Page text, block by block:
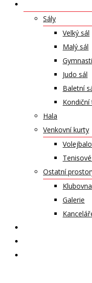
Sály
Velký sál
Malý sál
Judo sál
Baletní
Kondiční
Hala
Venkovní kurty
Ostatní
Klubovna
Galerie